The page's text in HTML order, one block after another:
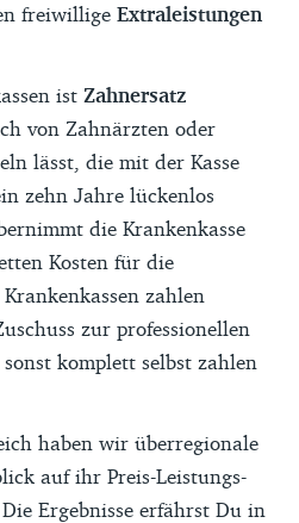
freiwillige Extraleistungen
ist Zahnersatz
von Zahnärzten oder
lässt, die mit der Kasse
zehn Jahre lückenlos
die Krankenkasse
Kosten für die
zahlen
zur professionellen
komplett selbst zahlen
haben wir überregionale
auf ihr Preis-Leistungs-
Ergebnisse erfährst Du in